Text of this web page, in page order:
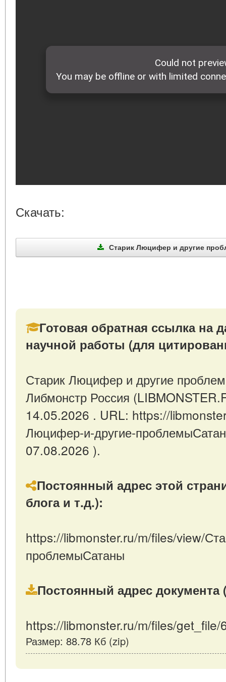
Скачать:
Старик Люцифер и другие
Готовая обратная ссылка на
научной работы (для
Старик Люцифер и другие
Либмонстр Россия
14.05.2026 . URL: https://
Люцифер-и-другие-
07.08.2026 ).
Постоянный адрес этой
блога и т.д.):
https://libmonster.ru/m/files/view/
проблемыСатаны
Постоянный адрес
https://libmonster.ru/m/files/get_file/
Размер: 88.78 Кб (zip)